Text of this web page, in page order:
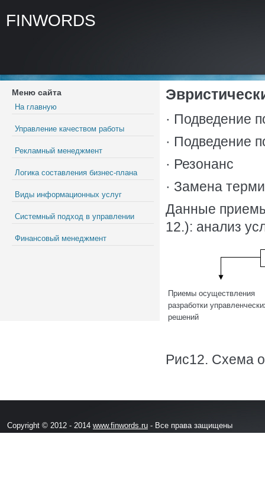
FINWORDS
Меню сайта
На главную
Управление качеством работы
Рекламный менеджмент
Логика составления бизнес-плана
Виды информационных услуг
Системный подход в управлении
Финансовый менеджмент
· Подведение
· Подведение
· Резонанс
· Замена
Данные
12.): анализ
Приемы осуществления
разработки
решений
Рис12. Схема
Copyright © 2012 - 2014 www.finwords.ru - Все права защищены